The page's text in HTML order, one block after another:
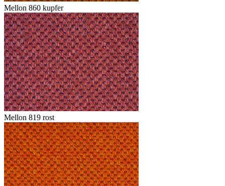
Mellon 860 kupfer
Mellon 819 rost